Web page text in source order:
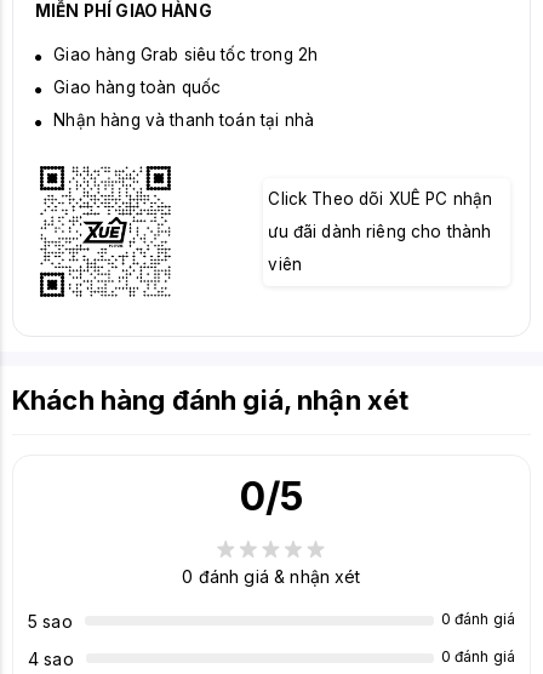
MIỄN PHÍ GIAO HÀNG
Giao hàng Grab siêu tốc trong 2h
Giao hàng toàn quốc
Nhận hàng và thanh toán tại nhà
Click Theo dõi XUÊ PC nhận
ưu đãi dành riêng cho thành
viên
Khách hàng đánh giá, nhận xét
0/5
0 đánh giá & nhận xét
5 sao 0 đánh giá
4 sao 0 đánh giá